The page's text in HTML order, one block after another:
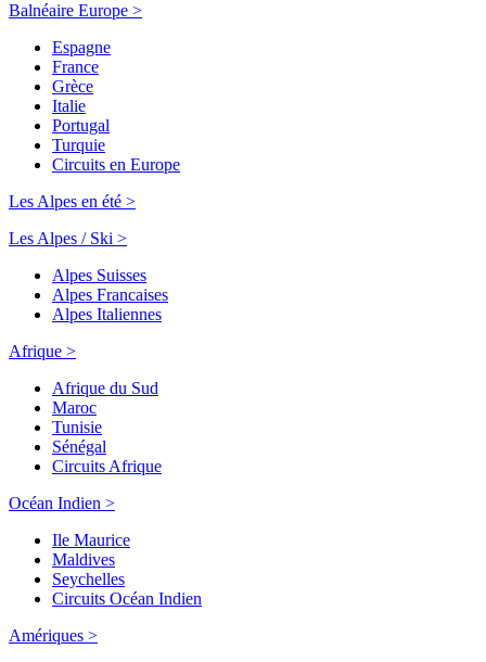
Balnéaire Europe >
Espagne
France
Grèce
Italie
Portugal
Turquie
Circuits en Europe
Les Alpes en été >
Les Alpes / Ski >
Alpes Suisses
Alpes Francaises
Alpes Italiennes
Afrique >
Afrique du Sud
Maroc
Tunisie
Sénégal
Circuits Afrique
Océan Indien >
Ile Maurice
Maldives
Seychelles
Circuits Océan Indien
Amériques >